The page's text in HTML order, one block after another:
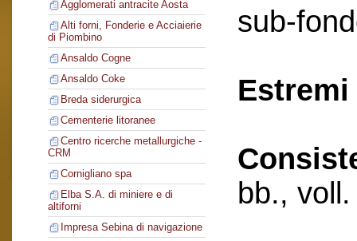
Agglomerati antracite Aosta
Alti forni, Fonderie e Acciaierie
di Piombino
Ansaldo Cogne
Ansaldo Coke
Breda siderurgica
Cementerie litoranee
Centro ricerche metallurgiche -
CRM
Cornigliano spa
Elba S.A. di miniere e di
altiforni
Impresa Sebina di navigazione
sub-
bb.,